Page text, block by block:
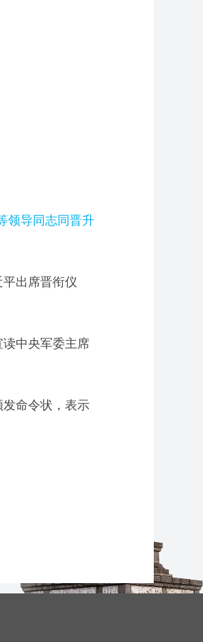
领导同志同晋升
出席晋衔仪
读中央军委主席
命令状，表示